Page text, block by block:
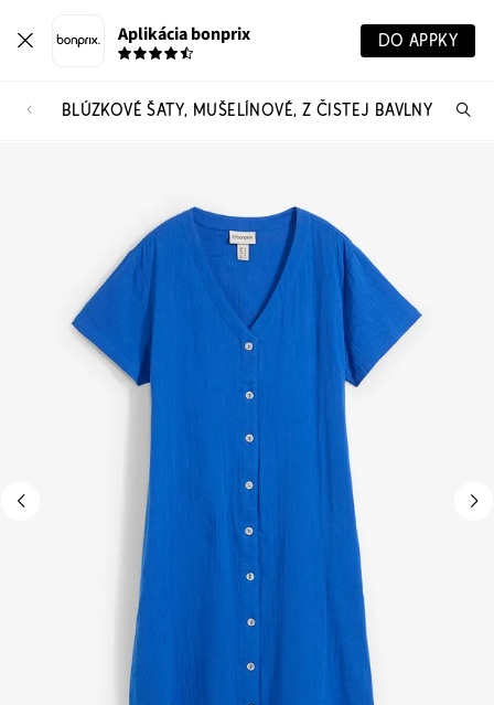
Aplikácia bonprix DO APPKY
BLÚZKOVÉ ŠATY, MUŠELÍNOVÉ, Z ČISTEJ BAVLNY